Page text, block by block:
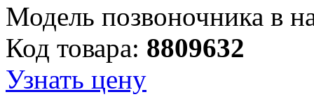
Модель позвоночника в
Код товара: 8809632
Узнать цену